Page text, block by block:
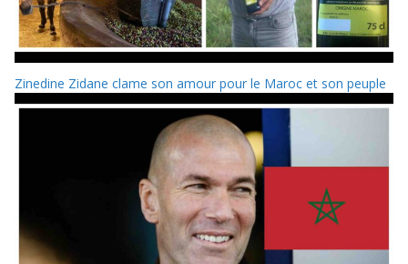
Zinedine Zidane clame son amour pour le Maroc et son peuple